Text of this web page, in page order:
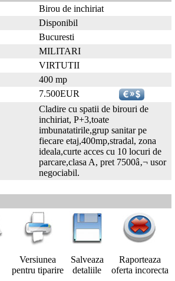
Birou de inchiriat
Disponibil
Bucuresti
MILITARI
VIRTUTII
400 mp
7.500EUR
Cladire cu spatii de birouri de
inchiriat, P+3,toate
imbunatatirile,grup sanitar pe
fiecare etaj,400mp,stradal, zona
ideala,curte acces cu 10 locuri de
parcare,clasa A, pret 7500â‚¬ usor
negociabil.
Versiunea
pentru tiparire
Salveaza
detaliile
Raporteaza
oferta incorecta